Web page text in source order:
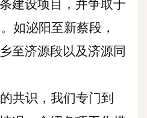
建设项目，并争取于
如泌阳至新蔡段，
至济源段以及济源同
共识，我们专门到